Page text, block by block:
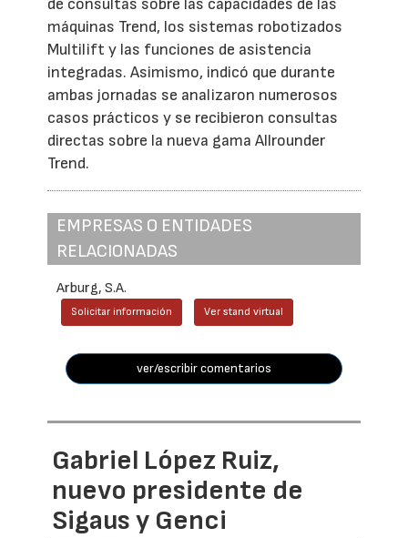
máquinas Trend, los sistemas robotizados
Multilift y las funciones de asistencia
integradas. Asimismo, indicó que durante
ambas jornadas se analizaron numerosos
casos prácticos y se recibieron consultas
directas sobre la nueva gama Allrounder
Trend.
EMPRESAS O ENTIDADES
RELACIONADAS
Arburg, S.A.
Solicitar información Ver stand virtual
ver/escribir comentarios
Gabriel López Ruiz,
nuevo presidente de
Sigaus y Genci